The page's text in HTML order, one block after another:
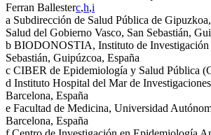
Ferran Ballesterc,h,i
a Subdirección de Salud Pública de
Salud del Gobierno Vasco, San Sebastián,
b BIODONOSTIA, Instituto de Investigación
Sebastián, Guipúzcoa, España
c CIBER de Epidemiología y Salud Pública
d Instituto Hospital del Mar de
Barcelona, España
e Facultad de Medicina, Universidad
Barcelona, España